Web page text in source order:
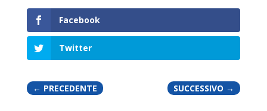
Facebook
Twitter
← PRECEDENTE SUCCESSIVO →